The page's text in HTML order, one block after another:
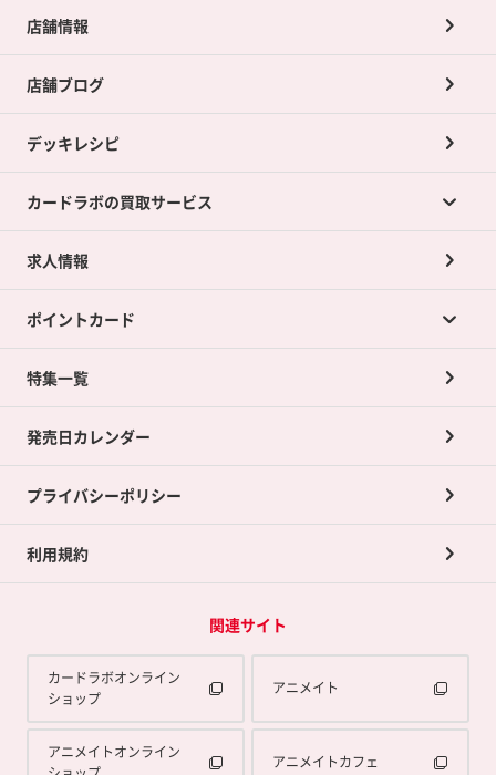
店舗情報
店舗ブログ
デッキレシピ
カードラボの買取サービス
カードラボの買取サービスTOP
店舗買取について
ネット買取について
買取承諾書について
求人情報
ポイントカード
ポイントカードTOP
ポイント交換景品
特集一覧
発売日カレンダー
プライバシーポリシー
利用規約
関連サイト
カードラボオンライン
ショップ
アニメイト
アニメイトオンライン
アニメイトカフェ